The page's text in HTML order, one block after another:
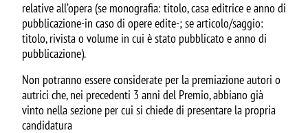
relative all’opera (se monografia: titolo, casa editrice e anno di
pubblicazione-in caso di opere edite-; se articolo/saggio:
titolo, rivista o volume in cui è stato pubblicato e anno di
pubblicazione).
Non potranno essere considerate per la premiazione autori o
autrici che, nei precedenti 3 anni del Premio, abbiano già
vinto nella sezione per cui si chiede di presentare la propria
candidatura